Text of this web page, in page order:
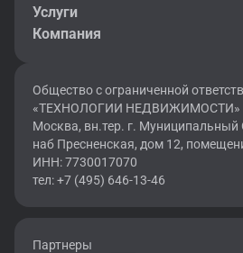
Услуги
Компания
Общество с ограниченной
«ТЕХНОЛОГИИ НЕДВИЖИМОСТИ»
Москва, вн.тер. г. Муниципальный
наб Пресненская, дом 12,
ИНН: 7730017070
тел: +7 (495) 646-13-46
Партнеры